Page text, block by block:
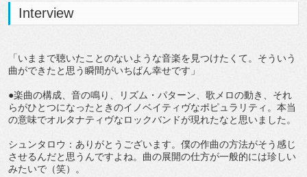
Interview
「いままで聴いたことのないような音楽を見つけたくて。そういう
曲ができたと思う瞬間がいちばん幸せです」
●楽曲の構成、音の鳴り、リズム・パターン、歌メロの動き、それ
らがひとつになったときのイノベイティヴなポピュラリティ。本当
の意味でオルタナティヴなロックバンドが現れたなと思いました。
シュンタロウ：ありがとうございます。僕の作曲の方法がそう感じ
させるんだと思うんですよね。曲の展開の仕方が一般的には珍しい
みたいで（笑）。